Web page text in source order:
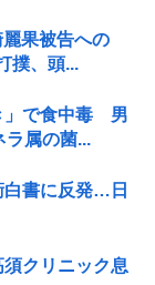
果被告への
撲、頭...
」で食中毒 男
属の菌...
白書に反発…日
須クリニック息